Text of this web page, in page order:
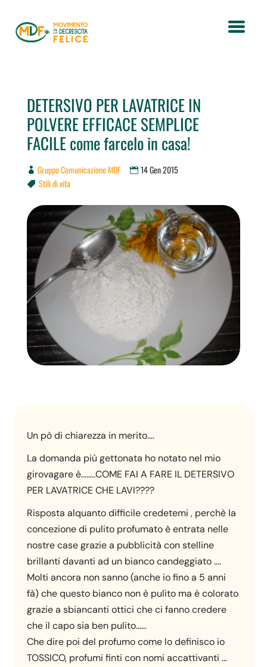
DETERSIVO PER LAVATRICE IN
POLVERE EFFICACE SEMPLICE
FACILE come farcelo in casa!
Gruppo Comunicazione MDF 14 Gen 2015
 Stili di vita
Un pò di chiarezza in merito….
La domanda più gettonata ho notato nel mio
girovagare è……..COME FAI A FARE IL DETERSIVO
PER LAVATRICE CHE LAVI????
Risposta alquanto difficile credetemi , perchè la
concezione di pulito profumato è entrata nelle
nostre case grazie a pubblicità con stelline
brillanti davanti ad un bianco candeggiato ….
Molti ancora non sanno (anche io fino a 5 anni
fà) che questo bianco non è pulito ma è colorato
grazie a sbiancanti ottici che ci fanno credere
che il capo sia ben pulito……
Che dire poi del profumo come lo definisco io
TOSSICO, profumi finti con nomi accattivanti …